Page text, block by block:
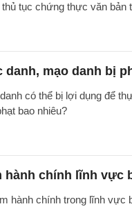
tục chứng thực văn
mạo danh bị
có thể bị lợi dụng để
bao nhiêu?
chính lĩnh vực
hành chính trong lĩnh